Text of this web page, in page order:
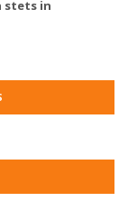
stets in